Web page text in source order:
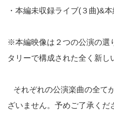
・本編未収録ライブ(３曲)&
※本編映像は２つの公演の選
タリーで構成された全く新し
それぞれの公演楽曲の全て
ざいません。予めご了承くだ